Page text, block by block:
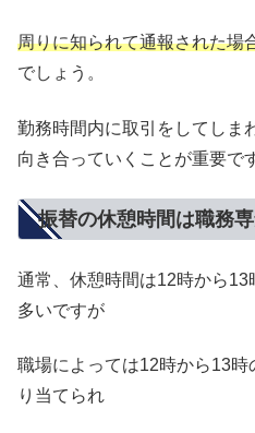
周りに知られて通報された場
でしょう。
勤務時間内に取引をしてしま
向き合っていくことが重要で
振替の休憩時間は職務
通常、休憩時間は12時から
多いですが
職場によっては12時から13時
り当てられ